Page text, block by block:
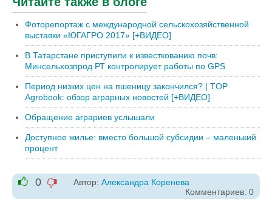
Фоторепортаж с международной сельскохозяйственной
выставки «ЮГАГРО 2017» [+ВИДЕО]
В Татарстане приступили к известкованию почв:
Минсельхозпрод РТ контролирует работы по GPS
Период низких цен на пшеницу закончился? | TOP
Agrobook: обзор аграрных новостей [+ВИДЕО]
Обращение аграриев услышали
Доступное жилье: вместо большой субсидии – маленький
процент
0 Автор: Александра Коренева
Комментариев: 0